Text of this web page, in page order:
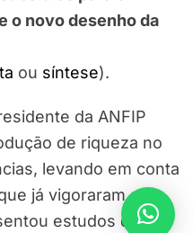
o novo desenho da
ou síntese).
da ANFIP
de riqueza no
levando em conta
já vigoraram ao
estudos que